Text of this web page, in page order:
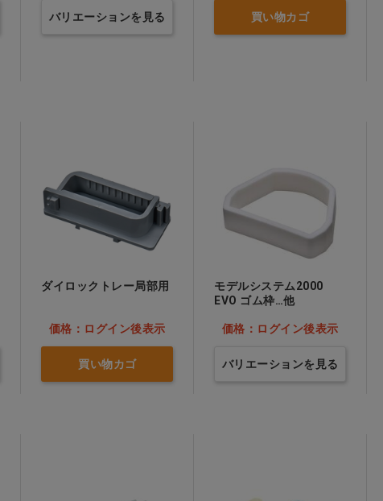
バリエーションを見る 買い物カゴ
ダイロックトレー局部用
価格：ログイン後表示
買い物カゴ
モデルシステム2000
EVO ゴム枠…他
価格：ログイン後表示
バリエーションを見る